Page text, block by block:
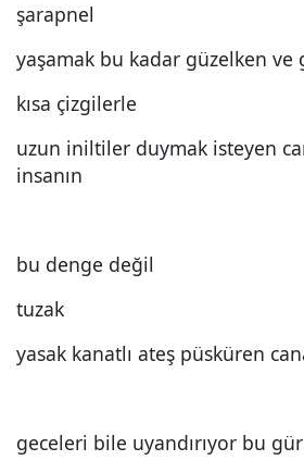
şarapnel
yaşamak bu kadar güzelken ve
kısa çizgilerle
uzun iniltiler duymak isteyen
insanın
bu denge değil
tuzak
yasak kanatlı ateş püsküren
geceleri bile uyandırıyor bu